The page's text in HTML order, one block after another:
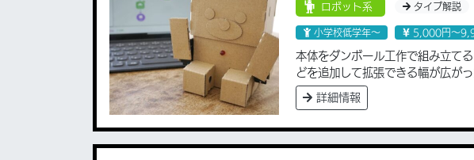
ロボット系 タイプ解説
小学校低学年〜 5,000円〜
本体をダンボール工作で組み立て
どを追加して拡張できる幅が広が
詳細情報